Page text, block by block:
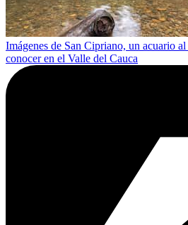
Imágenes de San Cipriano, un acuario
conocer en el Valle del Cauca